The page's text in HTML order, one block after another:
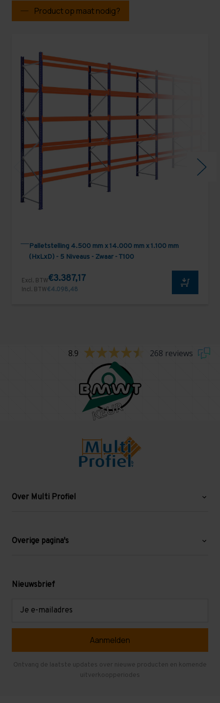
Product op maat nodig?
Palletstelling 4.500 mm x 14.000 mm x 1.100 mm
(HxLxD) - 5 Niveaus - Zwaar - T100
Excl. BTW€3.387,17
Incl. BTW€4.098,48
8.9 268 reviews
Over Multi Profiel
Blog
Levering en afhalen
Overige pagina's
Mezzanine
Verdiepingsvloeren
Gebruikte entresolvloeren
Nieuwsbrief
Ontvang de laatste updates over nieuwe producten en komende
uitverkoopperiodes